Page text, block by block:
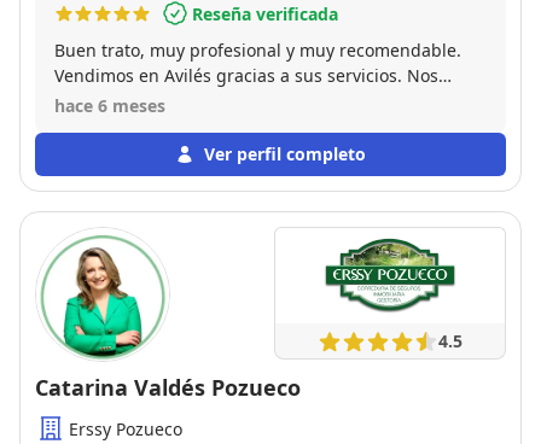
Reseña verificada
Buen trato, muy profesional y muy recomendable.
Vendimos en Avilés gracias a sus servicios. Nos
aconsejó y fue mas sencillo de lo que pensabamos.
hace 6 meses
Ver perfil completo
4.5
Catarina Valdés Pozueco
Erssy Pozueco